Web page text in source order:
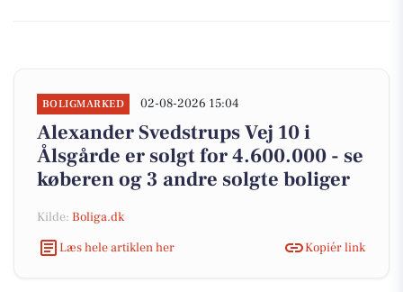
BOLIGMARKED 02-08-2026 15:04
Alexander Svedstrups Vej 10 i
Ålsgårde er solgt for 4.600.000 - se
køberen og 3 andre solgte boliger
Kilde: Boliga.dk
Læs hele artiklen her
Kopiér link